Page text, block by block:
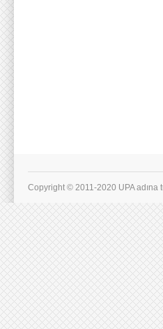
Copyright © 2011-2020 UPA adına